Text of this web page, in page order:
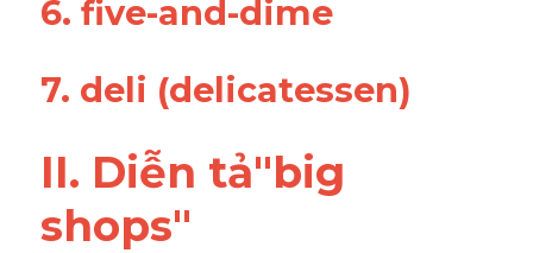
6. five-and-dime
7. deli (delicatessen)
II. Diễn tả"big
shops"